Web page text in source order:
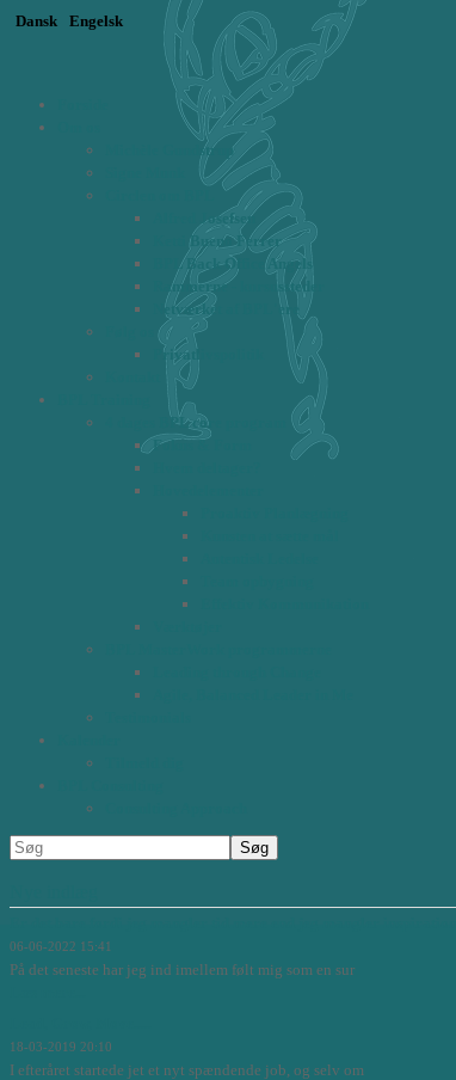
Dansk
Engelsk
Michèle Gundstrup
Alfred Josefsen
Ketti Bueno Ferrer
BPL Back Office Angels
Rammerne - kursussteder
Netværket af BPL'ere
Privatlivspolitik
4 dages BPL core program
Fokus & Form
06-06-2022 15:41
På det seneste har jeg ind imellem følt mig som en sur
18-03-2019 20:10
I efteråret startede jet et nyt spændende job, og selv om